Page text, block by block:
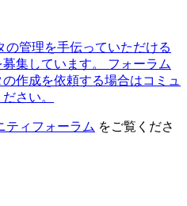
の管理を手伝っていただける
集しています。
フォーラム
作成を依頼する場合はコミュ
さい。
ティフォーラム をご覧くださ